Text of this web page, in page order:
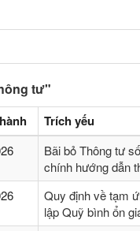
tư"
Trích yếu
Bãi bỏ Thông tư
chính hướng dẫn
Quy định về tạm
lập Quỹ bình ổn